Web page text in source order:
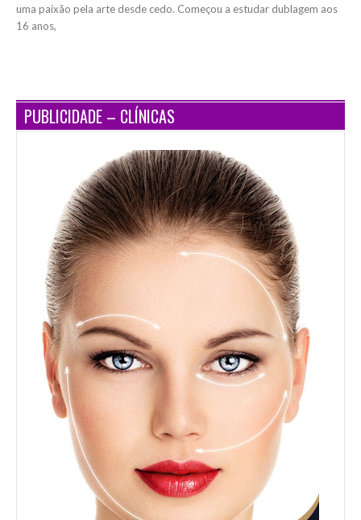
uma paixão pela arte desde cedo. Começou a estudar dublagem aos
16 anos,
PUBLICIDADE – CLÍNICAS